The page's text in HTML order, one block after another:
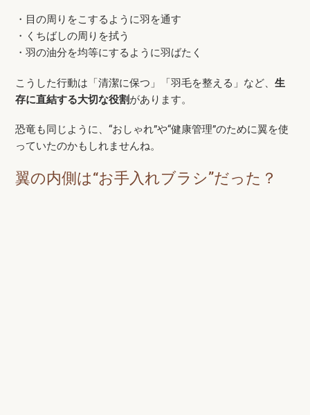
・目の周りをこするように羽を通す
・くちばしの周りを拭う
・羽の油分を均等にするように羽ばたく
こうした行動は「清潔に保つ」「羽毛を整える」など、生
存に直結する大切な役割があります。
恐竜も同じように、“おしゃれ”や“健康管理”のために翼を使
っていたのかもしれませんね。
翼の内側は“お手入れブラシ”だった？